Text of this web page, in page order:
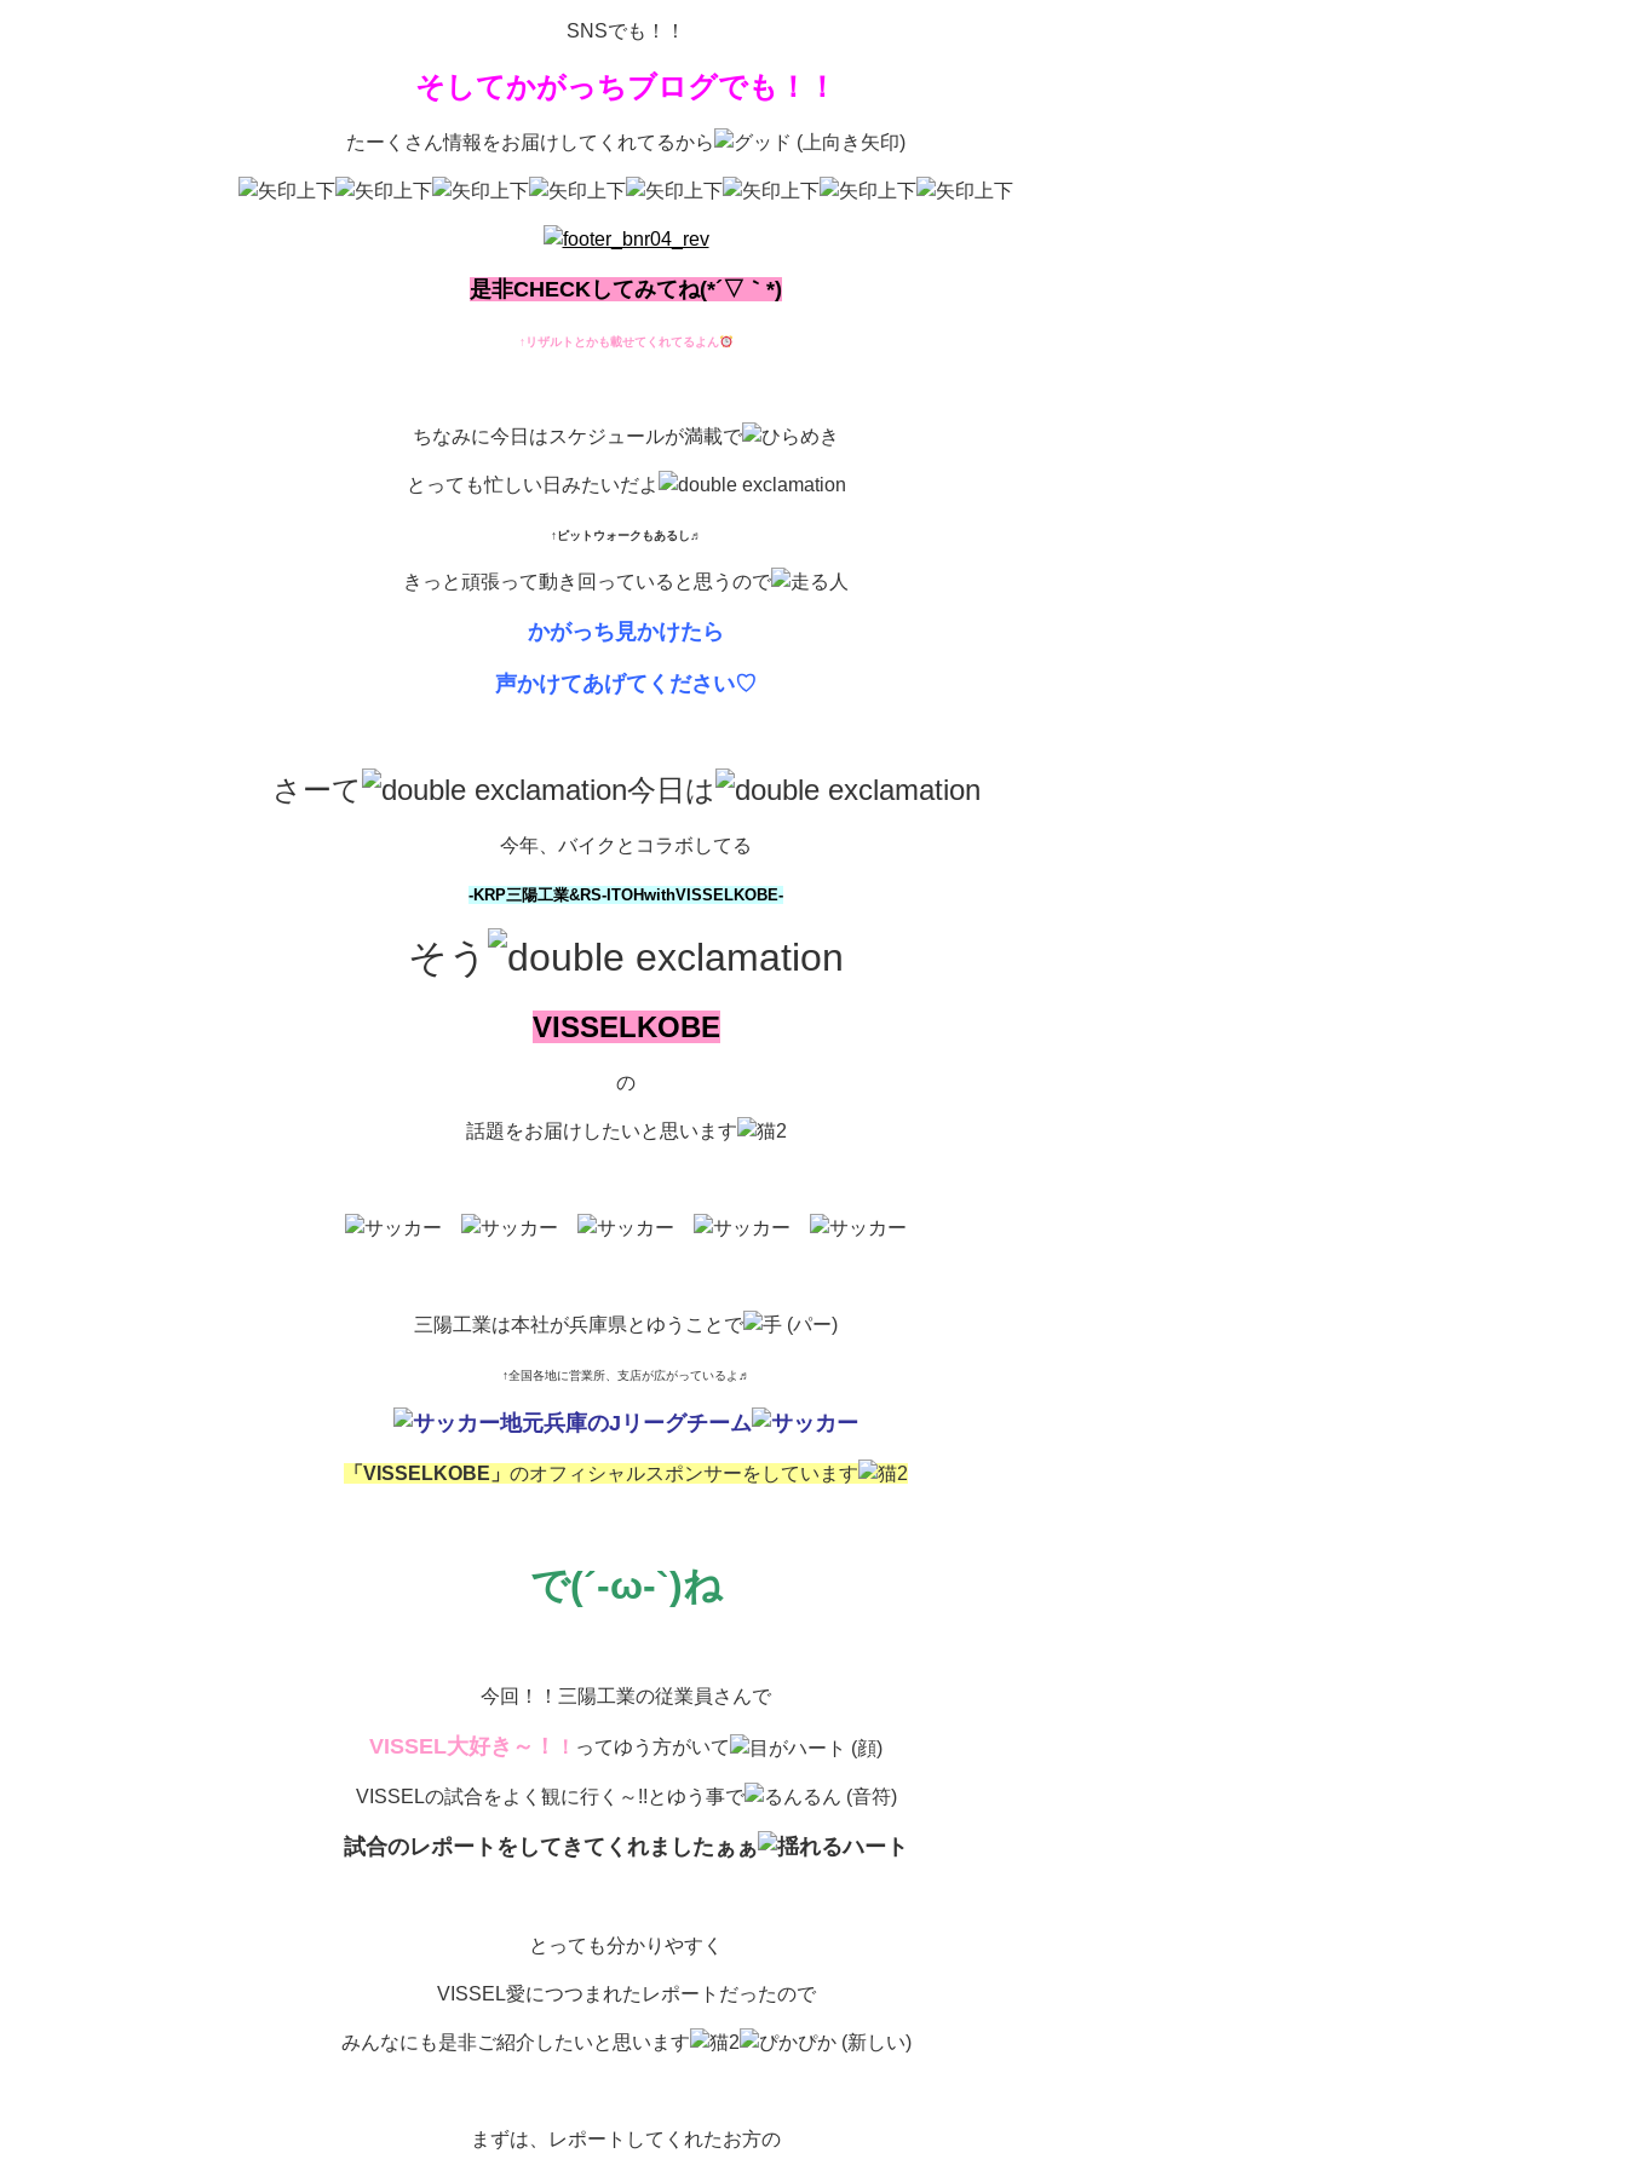
SNSでも！！
そしてかがっちブログでも！！
たーくさん情報をお届けしてくれてるから
是非CHECKしてみてね(*´▽｀*)
↑リザルトとかも載せてくれてるよん
ちなみに今日はスケジュールが満載で
とっても忙しい日みたいだよ
↑ピットウォークもあるし♬
きっと頑張って動き回っていると思うので
かがっち見かけたら
声かけてあげてください♡
さーて 今日は
今年、バイクとコラボしてる
-KRP三陽工業&RS-ITOHwithVISSELKOBE-
そう
VISSELKOBE
の
話題をお届けしたいと思います
三陽工業は本社が兵庫県とゆうことで
↑全国各地に営業所、支店が広がっているよ♬
地元兵庫のJリーグチーム
「VISSELKOBE」 のオフィシャルスポンサーをしています
で(´-ω-`)ね
今回！！三陽工業の従業員さんで
VISSEL大好き～！ ！ ってゆう方がいて
VISSELの試合をよく観に行く～!!とゆう事で
試合のレポートをしてきてくれましたぁぁ
とっても分かりやすく
VISSEL愛につつまれたレポートだったので
みんなにも是非ご紹介したいと思います
まずは、レポートしてくれたお方の